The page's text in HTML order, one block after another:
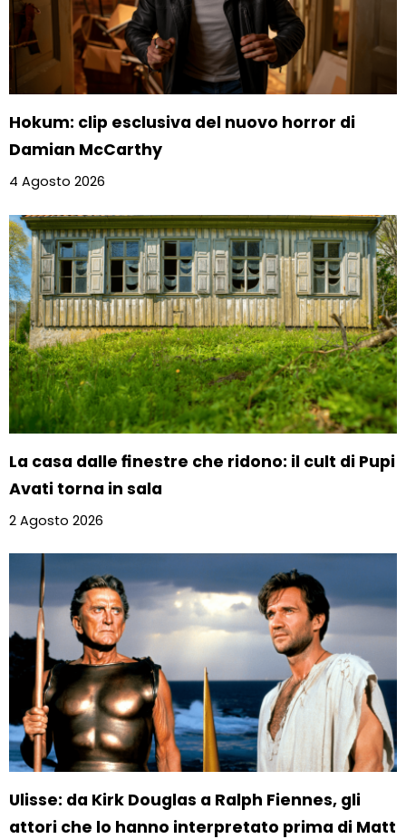
Hokum: clip esclusiva del nuovo horror di
Damian McCarthy
4 Agosto 2026
La casa dalle finestre che ridono: il cult di Pupi
Avati torna in sala
2 Agosto 2026
Ulisse: da Kirk Douglas a Ralph Fiennes, gli
attori che lo hanno interpretato prima di Matt